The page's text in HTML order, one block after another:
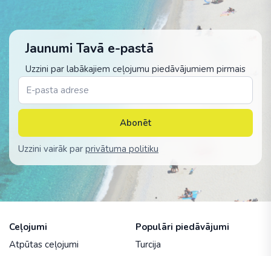
Jaunumi Tavā e-pastā
Uzzini par labākajiem ceļojumu piedāvājumiem pirmais
Abonēt
Uzzini vairāk par privātuma politiku
Ceļojumi
Atpūtas ceļojumi
Populāri piedāvājumi
Turcija